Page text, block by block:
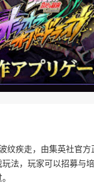
纹疾走，由集英社官
法，玩家可以招募与